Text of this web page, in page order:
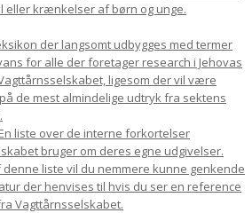
eller krænkelser af børn og unge.
der langsomt udbygges med termer
for alle der foretager research i Jehovas
ligesom der vil være
de mest almindelige udtryk fra sektens
En liste over de interne forkortelser
bruger om deres egne udgivelser.
liste vil du nemmere kunne genkende
der henvises til hvis du ser en reference
Vagttårnsselskabet.